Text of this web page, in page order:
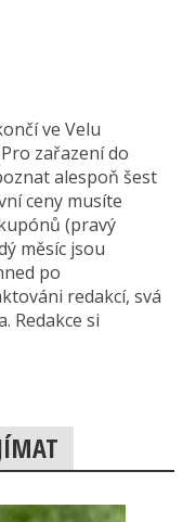
ve Velu
zařazení do
alespoň šest
ceny musíte
(pravý
měsíc jsou
po
redakcí, svá
Redakce si